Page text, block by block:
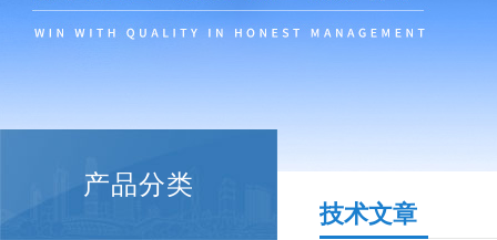
产品分类
技术文章